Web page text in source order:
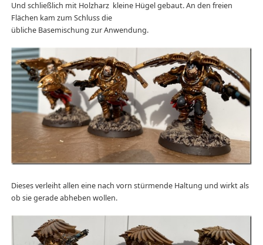
Und schließlich mit Holzharz kleine Hügel gebaut. An den freien
Flächen kam zum Schluss die
übliche Basemischung zur Anwendung.
Dieses verleiht allen eine nach vorn stürmende Haltung und wirkt als
ob sie gerade abheben wollen.